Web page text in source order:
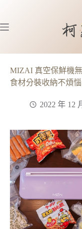
主
內
MIZAI 真空保鮮機
食材分裝收納不煩惱
2022 年 12